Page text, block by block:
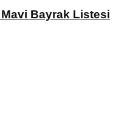
Bayrak Listesi